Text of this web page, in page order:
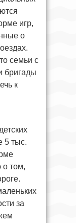
игр,
о
семьи с
бригады
к
5 тыс.
о том,
за